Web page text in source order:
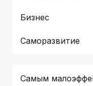
Бизнес
Саморазвитие
Самым